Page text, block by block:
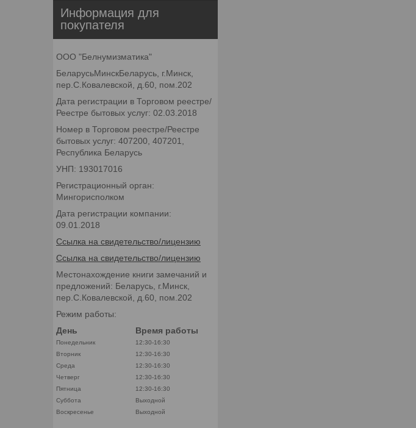
Информация для
покупателя
ООО "Белнумизматика"
БеларусьМинскБеларусь, г.Минск,
пер.С.Ковалевской, д.60, пом.202
Дата регистрации в Торговом реестре/
Реестре бытовых услуг: 02.03.2018
Номер в Торговом реестре/Реестре
бытовых услуг: 407200, 407201,
Республика Беларусь
УНП: 193017016
Регистрационный орган:
Мингорисполком
Дата регистрации компании:
09.01.2018
Ссылка на свидетельство/лицензию
Ссылка на свидетельство/лицензию
Местонахождение книги замечаний и
предложений: Беларусь, г.Минск,
пер.С.Ковалевской, д.60, пом.202
Режим работы:
День
Время работы
Понедельник
12:30-16:30
Вторник
12:30-16:30
Среда
12:30-16:30
Четверг
12:30-16:30
Пятница
12:30-16:30
Суббота
Выходной
Воскресенье
Выходной